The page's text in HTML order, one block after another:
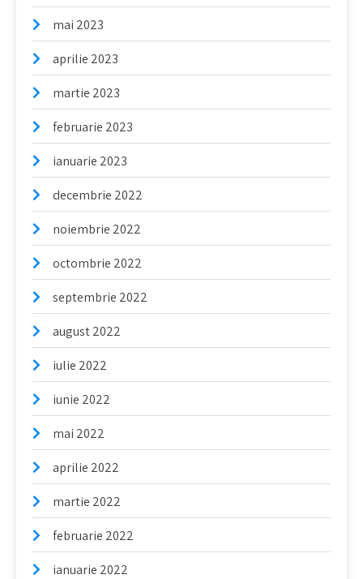
mai 2023
aprilie 2023
martie 2023
februarie 2023
ianuarie 2023
decembrie 2022
noiembrie 2022
octombrie 2022
septembrie 2022
august 2022
iulie 2022
iunie 2022
mai 2022
aprilie 2022
martie 2022
februarie 2022
ianuarie 2022